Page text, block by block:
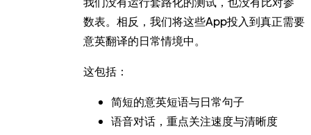
数表。相反，我们将这些App投入到真正需要
意英翻译的日常情境中。
这包括：
简短的意英短语与日常句子
语音对话 ，重点关注速度与清晰度